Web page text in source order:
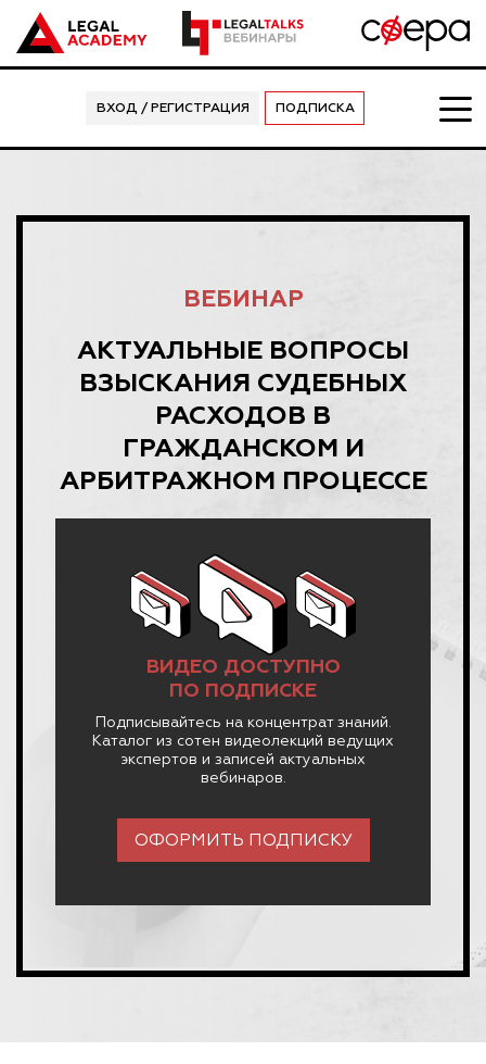
ВХОД / РЕГИСТРАЦИЯ ПОДПИСКА
ВЕБИНАР
АКТУАЛЬНЫЕ ВОПРОСЫ
ВЗЫСКАНИЯ СУДЕБНЫХ
РАСХОДОВ В
ГРАЖДАНСКОМ И
АРБИТРАЖНОМ ПРОЦЕССЕ
ВИДЕО ДОСТУПНО
ПО ПОДПИСКЕ
Подписывайтесь на концентрат знаний.
Каталог из сотен видеолекций ведущих
экспертов и записей актуальных
вебинаров.
ОФОРМИТЬ ПОДПИСКУ